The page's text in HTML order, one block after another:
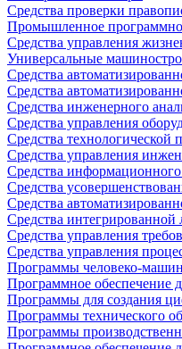
Средства проверки
Промышленное
Средства управления
Универсальные
Средства
Средства
Средства инженерного
Средства управления
Средства технологической
Средства управления
Средства
Средства
Средства
Средства
Средства управления
Средства управления
Программы человеко-
Программное обеспечение
Программы для создания
Программы технического
Программы